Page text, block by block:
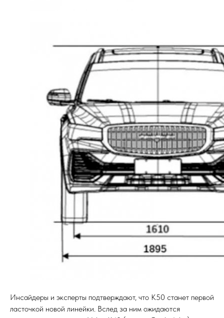
Инсайдеры и эксперты подтверждают, что K50 станет первой
ласточкой новой линейки. Вслед за ним ожидаются